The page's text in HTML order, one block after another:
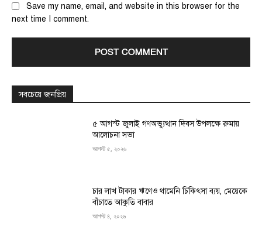
Save my name, email, and website in this browser for the
next time I comment.
সবচেয়ে জনপ্রিয়
৫ আগস্ট জুলাই গণঅভ্যুত্থান দিবস উপলক্ষে রুমায়
আলোচনা সভা
আগস্ট ৫, ২০২৬
চার লাখ টাকার ঋণেও থামেনি চিকিৎসা ব্যয়, মেয়েকে
বাঁচাতে আকুতি বাবার
আগস্ট ৪, ২০২৬